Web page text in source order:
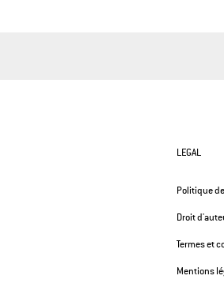
LEGAL
Politique
Droit
Termes et
Mentions